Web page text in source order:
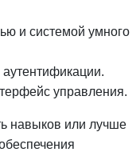
и системой умного
управления.
навыков или лучше